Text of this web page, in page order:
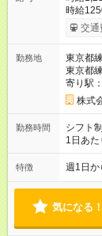
時給1250円～/
時給1230円 【試用期間】試用期間あ
月 雇
交通
勤務地
東京都
東京都
寄り駅
株式
勤務時間
シフト制
1日あ
～/短時
トは自
して短
特徴 週1日か
気になる！